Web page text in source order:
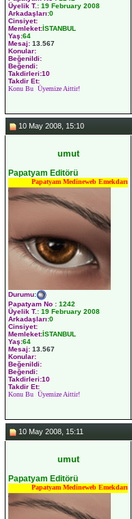
Üyelik T.: 19 February 2008
Arkadaşları:0
Cinsiyet:
Memleket:İSTANBUL
Yaş:64
Mesaj: 13.567
Konular:
Beğenildi:
Beğendi:
Takdirleri:10
Takdir Et:
Konu Bu Üyemize Aittir!
10 May 2008, 15:10
umut
Papatyam Editörü
Papatyam Medineweb Emekdarı
Durumu:
Papatyam No : 1242
Üyelik T.: 19 February 2008
Arkadaşları:0
Cinsiyet:
Memleket:İSTANBUL
Yaş:64
Mesaj: 13.567
Konular:
Beğenildi:
Beğendi:
Takdirleri:10
Takdir Et:
Konu Bu Üyemize Aittir!
10 May 2008, 15:11
umut
Papatyam Editörü
Papatyam Medineweb Emekdarı